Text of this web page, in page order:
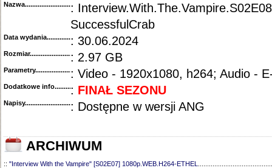
Nazwa.............................................
:
SuccessfulCrab
Data wydania......................................
: 30.06.2024
Rozmiar...........................................
: 2.97 GB
Parametry.........................................: Video - 1920x1080, h264; Audio -
Dodatkowe info....................................
: FINAŁ SEZONU
Napisy............................................: Dostępne w wersji ANG
ARCHIWUM
:: "Interview With the Vampire" [S02E07] 1080p.WEB.H264-ETHEL